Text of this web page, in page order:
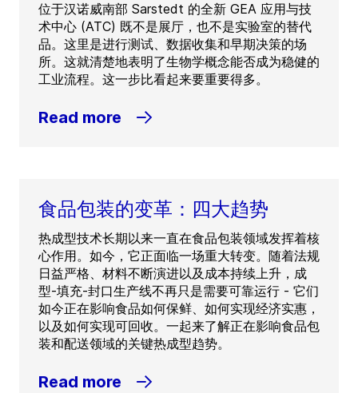
位于汉诺威南部 Sarstedt 的全新 GEA 应用与技
术中心 (ATC) 既不是展厅，也不是实验室的替代
品。这里是进行测试、数据收集和早期决策的场
所。这就清楚地表明了生物学概念能否成为稳健的
工业流程。这一步比看起来要重要得多。
Read more
食品包装的变革：四大趋势
热成型技术长期以来一直在食品包装领域发挥着核
心作用。如今，它正面临一场重大转变。随着法规
日益严格、材料不断演进以及成本持续上升，成
型-填充-封口生产线不再只是需要可靠运行 - 它们
如今正在影响食品如何保鲜、如何实现经济实惠，
以及如何实现可回收。一起来了解正在影响食品包
装和配送领域的关键热成型趋势。
Read more